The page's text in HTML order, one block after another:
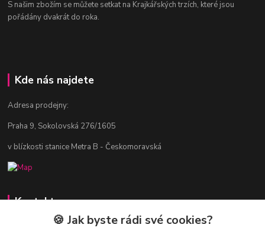
S našim zbožím se můžete setkat na Krajkářských trzích, které jsou
pořádány dvakrát do roka.
Kde nás najdete
Adresa prodejny:
Praha 9, Sokolovská 276/1605
v blízkosti stanice Metra B - Českomoravská
Kontakty
Jitka Vlasáková
🍪 Jak byste rádi své cookies?